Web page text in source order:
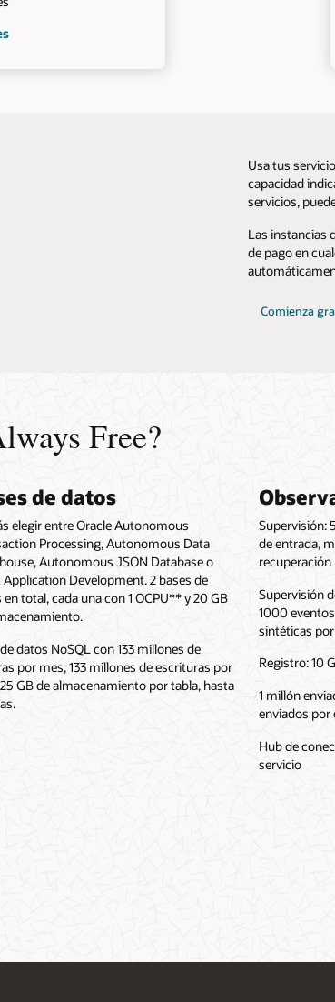
Usa tus
capacidad
servicios,
Las instancias
de pago en
Comienza
Free?
de datos
elegir entre Oracle Autonomous
Processing, Autonomous Data
Autonomous JSON Database o
Application Development. 2 bases de
total, cada una con 1 OCPU** y 20 GB
datos NoSQL con 133 millones de
por mes, 133 millones de escrituras por
GB de almacenamiento por tabla, hasta
Supervisión:
de entrada,
recuperación
Supervisión
1000
sintéticas
Registro: 10
1 millón
enviados por
Hub de
servicio